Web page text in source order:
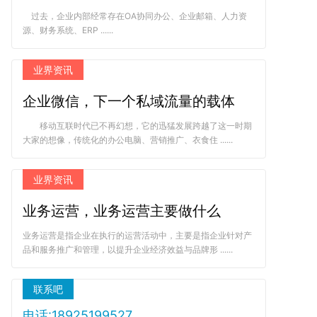
过去，企业内部经常存在OA协同办公、企业邮箱、人力资
源、财务系统、ERP ......
业界资讯
企业微信，下一个私域流量的载体
移动互联时代已不再幻想，它的迅猛发展跨越了这一时期
大家的想像，传统化的办公电脑、营销推广、衣食住 ......
业界资讯
业务运营，业务运营主要做什么
业务运营是指企业在执行的运营活动中，主要是指企业针对产
品和服务推广和管理，以提升企业经济效益与品牌形 ......
联系吧